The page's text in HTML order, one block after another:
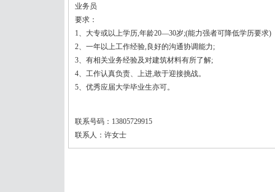
业务员
要求：
1、大专或以上学历,年龄20—30岁;(能力强者可降低学历要求)
2、一年以上工作经验,良好的沟通协调能力;
3、有相关业务经验及对建筑材料有所了解;
4、工作认真负责、上进,敢于迎接挑战。
5、优秀应届大学毕业生亦可。
联系号码：13805729915
联系人：许女士